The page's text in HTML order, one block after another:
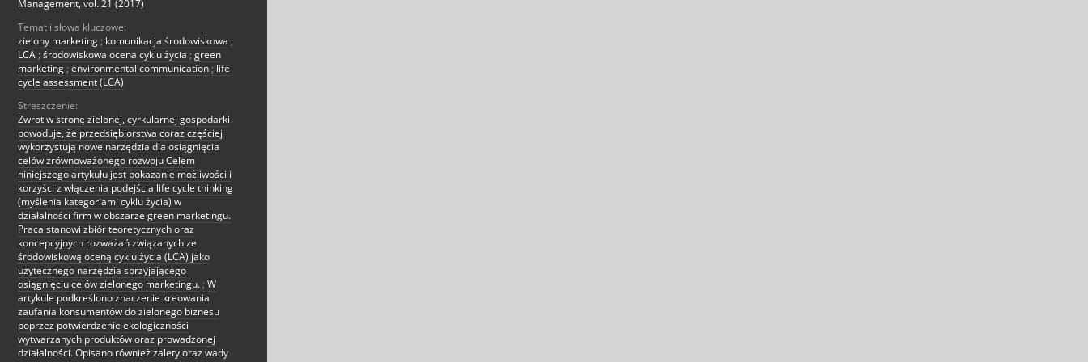
Management, vol. 21 (2017)
Temat i słowa kluczowe:
zielony marketing ; komunikacja środowiskowa ;
LCA ; środowiskowa ocena cyklu życia ; green
marketing ; environmental communication ; life
cycle assessment (LCA)
Streszczenie:
Zwrot w stronę zielonej, cyrkularnej gospodarki
powoduje, że przedsiębiorstwa coraz częściej
wykorzystują nowe narzędzia dla osiągnięcia
celów zrównoważonego rozwoju Celem
niniejszego artykułu jest pokazanie możliwości i
korzyści z włączenia podejścia life cycle thinking
(myślenia kategoriami cyklu życia) w
działalności firm w obszarze green marketingu.
Praca stanowi zbiór teoretycznych oraz
koncepcyjnych rozważań związanych ze
środowiskową oceną cyklu życia (LCA) jako
użytecznego narzędzia sprzyjającego
osiągnięciu celów zielonego marketingu. ; W
artykule podkreślono znaczenie kreowania
zaufania konsumentów do zielonego biznesu
poprzez potwierdzenie ekologiczności
wytwarzanych produktów oraz prowadzonej
działalności. Opisano również zalety oraz wady